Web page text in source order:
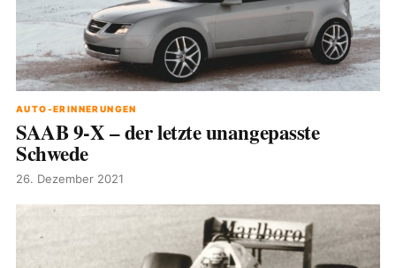
AUTO-ERINNERUNGEN
SAAB 9-X – der letzte unangepasste
Schwede
26. Dezember 2021